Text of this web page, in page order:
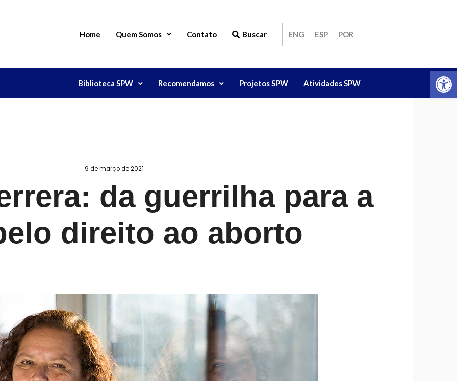
Home Quem Somos Contato Buscar ENG ESP POR
Biblioteca SPW Recomendamos Projetos SPW Atividades SPW
9 de março de 2021
da guerrilha para a
direito ao aborto